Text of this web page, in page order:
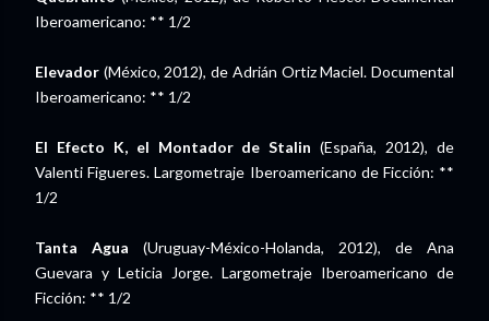
Iberoamericano: ** 1/2
Elevador (México, 2012), de Adrián Ortiz Maciel. Documental
Iberoamericano: ** 1/2
El Efecto K, el Montador de Stalin(España, 2012), de
Valenti Figueres. Largometraje Iberoamericano de Ficción: **
1/2
Tanta Agua (Uruguay-México-Holanda, 2012), de Ana
Guevara y Leticia Jorge. Largometraje Iberoamericano de
Ficción: ** 1/2